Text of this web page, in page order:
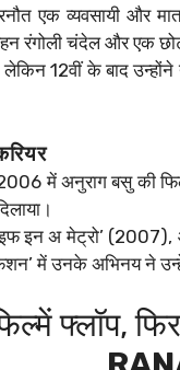
एक व्यवसायी और
रंगोली चंदेल और एक
12वीं के बाद
में अनुराग बसु की
इन अ मेट्रो’
में उनके अभिनय ने उन्हें
फ्लॉप, फिर